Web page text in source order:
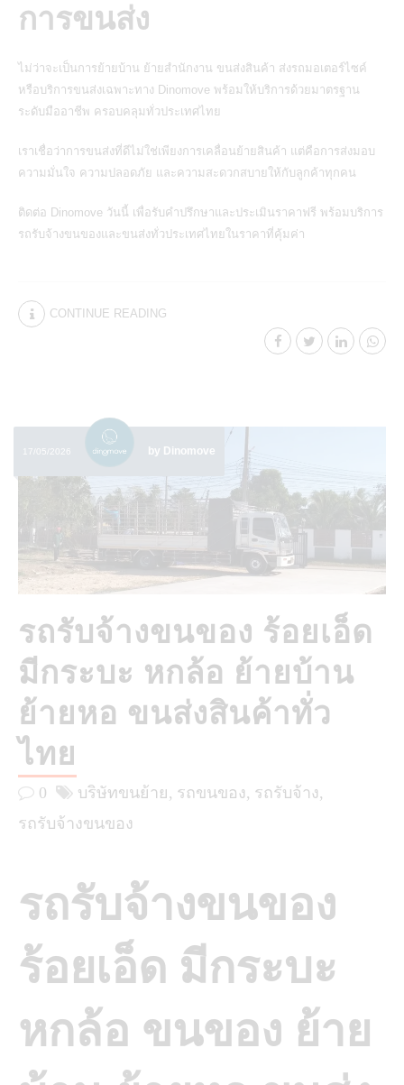
การขนส่ง
ไม่ว่าจะเป็นการย้ายบ้าน ย้ายสำนักงาน ขนส่งสินค้า ส่งรถมอเตอร์ไซค์
หรือบริการขนส่งเฉพาะทาง Dinomove พร้อมให้บริการด้วยมาตรฐาน
ระดับมืออาชีพ ครอบคลุมทั่วประเทศไทย
เราเชื่อว่าการขนส่งที่ดีไม่ใช่เพียงการเคลื่อนย้ายสินค้า แต่คือการส่งมอบ
ความมั่นใจ ความปลอดภัย และความสะดวกสบายให้กับลูกค้าทุกคน
ติดต่อ Dinomove วันนี้ เพื่อรับคำปรึกษาและประเมินราคาฟรี พร้อมบริการ
รถรับจ้างขนของและขนส่งทั่วประเทศไทยในราคาที่คุ้มค่า
CONTINUE READING
17/05/2026 by Dinomove
รถรับจ้างขนของ ร้อยเอ็ด
มีกระบะ หกล้อ ย้ายบ้าน
ย้ายหอ ขนส่งสินค้าทั่ว
ไทย
0 บริษัทขนย้าย รถขนของ รถรับจ้าง
รถรับจ้างขนของ
รถรับจ้างขนของ
ร้อยเอ็ด มีกระบะ
หกล้อ ขนของ ย้าย